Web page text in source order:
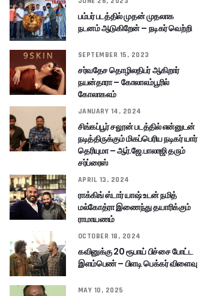
பம்பர் படத்தில் முதன் முதலாக
நடனம் ஆடுகிறேன் – நடிகர் வெற்றி
SEPTEMBER 15, 2023
சர்வதேச தொழிலதிபர் ஆகிறார்
நயன்தாரா – கோலாலம்பூரில்
கோலாகலம்
JANUARY 14, 2024
சிங்கப்பூர் சலூன் படத்தில் என்னுடன்
நடித்திருக்கும் மிகப்பெரிய நடிகர் யார்
தெரியுமா – ஆர்.ஜே.பாலாஜி தரும்
சர்ப்ரைஸ்
APRIL 13, 2024
ராக்கிங் ஸ்டார் யாஷ் உடன் நமித்
மல்கோத்ரா இணைந்து தயாரிக்கும்
ராமாயணம்
OCTOBER 18, 2024
கவினுக்கு 20 ரூபாய் பிச்சை போட்ட
இளம்பெண் – பிளடி பெக்கர் விளைவு
MAY 10, 2025